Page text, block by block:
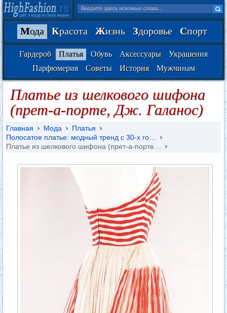
Мода Красота Жизнь Здоровье Спорт
Гардероб Платья Обувь Аксессуары
Украшения
Парфюмерия
Советы История Мужчинам
Платье из шелкового шифона
(прет-а-порте, Дж. Галанос)
Главная Мода
Платья
Полосатое платье: модный тренд с 30-х го…
Платье из шелкового шифона (прет-а-порте…